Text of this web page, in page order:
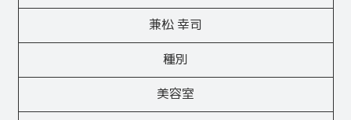
兼松 幸司
種別
美容室